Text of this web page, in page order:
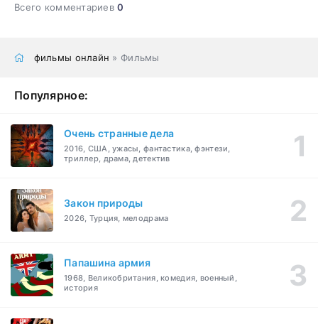
Всего комментариев0
фильмы онлайн » Фильмы
Популярное:
Очень странные дела
2016, США, ужасы, фантастика, фэнтези,
триллер, драма, детектив
Закон природы
2026, Турция, мелодрама
Папашина армия
1968, Великобритания, комедия, военный,
история